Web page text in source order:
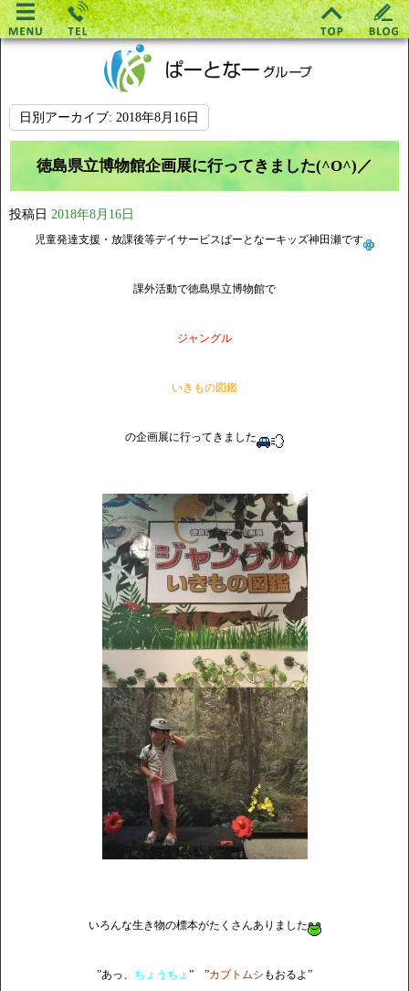
日別アーカイブ: 2018年8月16日
徳島県立博物館企画展に行ってきました(^O^)／
投稿日 2018年8月16日
児童発達支援・放課後等デイサービスぱーとなーキッズ神田瀬です
課外活動で徳島県立博物館で
ジャングル
いきもの図鑑
の企画展に行ってきました
いろんな生き物の標本がたくさんありました
”あっ、 ちょうちょ ” ”カブトムシ もおるよ”